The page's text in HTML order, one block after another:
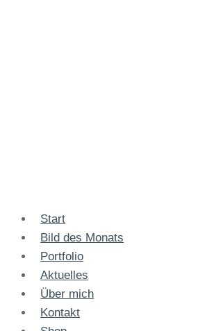
Start
Bild des Monats
Portfolio
Aktuelles
Über mich
Kontakt